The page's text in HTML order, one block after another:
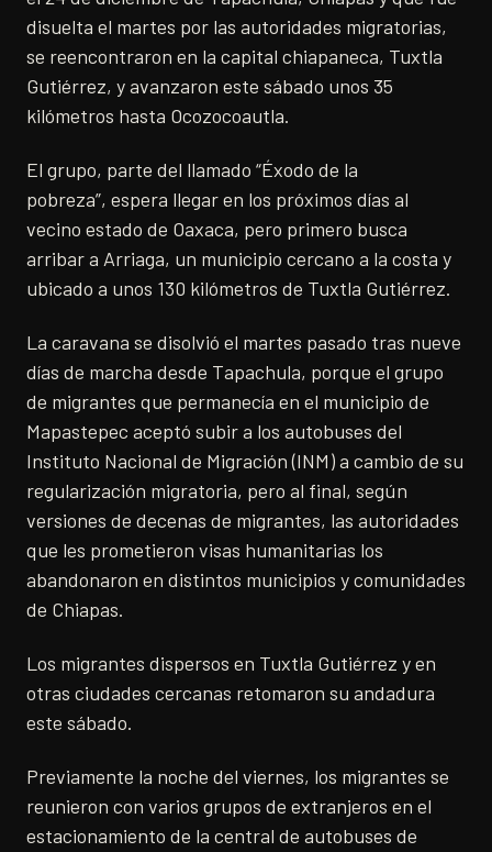
disuelta el martes por las autoridades migratorias,
se reencontraron en la capital chiapaneca, Tuxtla
Gutiérrez, y avanzaron este sábado unos 35
kilómetros hasta Ocozocoautla.
El grupo, parte del llamado “Éxodo de la
pobreza”, espera llegar en los próximos días al
vecino estado de Oaxaca, pero primero busca
arribar a Arriaga, un municipio cercano a la costa y
ubicado a unos 130 kilómetros de Tuxtla Gutiérrez.
La caravana se disolvió el martes pasado tras nueve
días de marcha desde Tapachula, porque el grupo
de migrantes que permanecía en el municipio de
Mapastepec aceptó subir a los autobuses del
Instituto Nacional de Migración (INM) a cambio de su
regularización migratoria, pero al final, según
versiones de decenas de migrantes, las autoridades
que les prometieron visas humanitarias los
abandonaron en distintos municipios y comunidades
de Chiapas.
Los migrantes dispersos en Tuxtla Gutiérrez y en
otras ciudades cercanas retomaron su andadura
este sábado.
Previamente la noche del viernes, los migrantes se
reunieron con varios grupos de extranjeros en el
estacionamiento de la central de autobuses de